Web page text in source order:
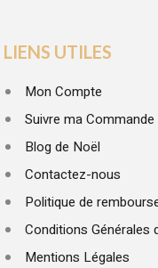
LIENS UTILES
Mon Compte
Suivre ma Commande
Blog de Noël
Contactez-nous
Politique de
Conditions Générales
Mentions Légales